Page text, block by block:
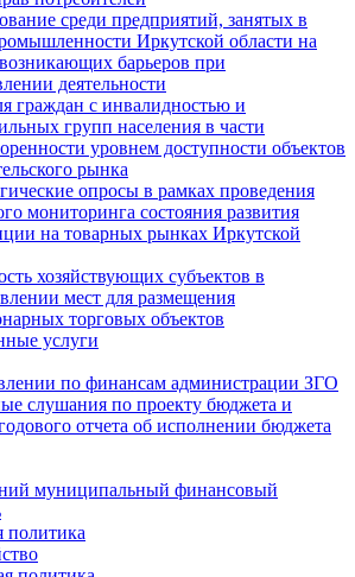
среди предприятий, занятых в
Иркутской области на
барьеров при
деятельности
граждан с инвалидностью и
групп населения в части
уровнем доступности объектов
рынка
опросы в рамках проведения
мониторинга состояния развития
на товарных рынках Иркутской
хозяйствующих субъектов в
мест для размещения
торговых объектов
услуги
по финансам администрации ЗГО
слушания по проекту бюджета и
отчета об исполнении бюджета
муниципальный финансовый
политика